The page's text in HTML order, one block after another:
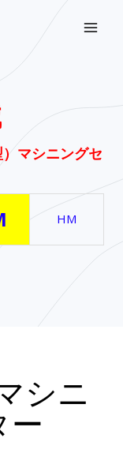
マシニングセ
HM
シニ
ー